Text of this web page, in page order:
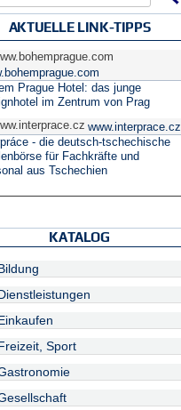
AKTUELLE LINK-TIPPS
Prague Hotel: das junge
im Zentrum von Prag
www.interprace.cz
- die deutsch-tschechische
für Fachkräfte und
aus Tschechien
KATALOG
Sport